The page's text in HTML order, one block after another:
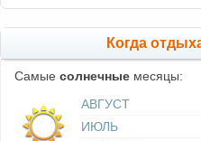
Когда
Самые солнечные месяцы:
АВГУСТ
ИЮЛЬ